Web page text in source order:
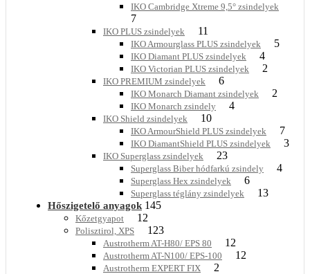
IKO Cambridge Xtreme 9,5° zsindelyek
7
IKO PLUS zsindelyek 11
IKO Armourglass PLUS zsindelyek 5
IKO Diamant PLUS zsindelyek 4
IKO Victorian PLUS zsindelyek 2
IKO PREMIUM zsindelyek 6
IKO Monarch Diamant zsindelyek 2
IKO Monarch zsindely 4
IKO Shield zsindelyek 10
IKO ArmourShield PLUS zsindelyek 7
IKO DiamantShield PLUS zsindelyek 3
IKO Superglass zsindelyek 23
Superglass Biber hódfarkú zsindely 4
Superglass Hex zsindelyek 6
Superglass téglány zsindelyek 13
Hőszigetelő anyagok 145
Kőzetgyapot 12
Polisztirol, XPS 123
Austrotherm AT-H80/ EPS 80 12
Austrotherm AT-N100/ EPS-100 12
Austrotherm EXPERT FIX 2